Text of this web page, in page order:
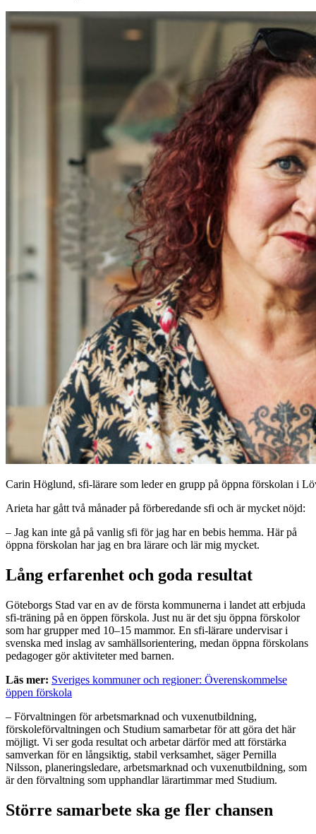
Carin Höglund, sfi-lärare som leder en grupp på öppna förskolan i
Arieta har gått två månader på förberedande sfi och är mycket nöjd:
– Jag kan inte gå på vanlig sfi för jag har en bebis hemma. Här på
öppna förskolan har jag en bra lärare och lär mig mycket.
Lång erfarenhet och goda resultat
Göteborgs Stad var en av de första kommunerna i landet att erbjuda
sfi-träning på en öppen förskola. Just nu är det sju öppna förskolor
som har grupper med 10–15 mammor. En sfi-lärare undervisar i
svenska med inslag av samhällsorientering, medan öppna förskolans
pedagoger gör aktiviteter med barnen.
Läs mer: Sveriges kommuner och regioner: Överenskommelse
öppen förskola
– Förvaltningen för arbetsmarknad och vuxenutbildning,
förskoleförvaltningen och Studium samarbetar för att göra det här
möjligt. Vi ser goda resultat och arbetar därför med att förstärka
samverkan för en långsiktig, stabil verksamhet, säger Pernilla
Nilsson, planeringsledare, arbetsmarknad och vuxenutbildning, som
är den förvaltning som upphandlar lärartimmar med Studium.
Större samarbete ska ge fler chansen